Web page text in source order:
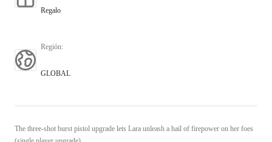
Regalo
Región:
GLOBAL
The three-shot burst pistol upgrade lets Lara unleash a hail of firepower on her foes